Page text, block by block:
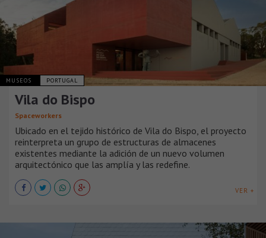
MUSEOS PORTUGAL
Vila do Bispo
Spaceworkers
Ubicado en el tejido histórico de Vila do Bispo, el proyecto
reinterpreta un grupo de estructuras de almacenes
existentes mediante la adición de un nuevo volumen
arquitectónico que las amplía y las redefine.
VER +